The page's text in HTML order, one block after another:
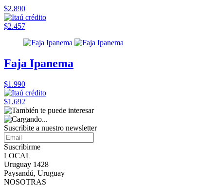
$2.890
$2.457
Faja Ipanema
$1.990
$1.692
Suscribite a nuestro newsletter
Suscribirme
LOCAL
Uruguay 1428
Paysandú, Uruguay
NOSOTRAS